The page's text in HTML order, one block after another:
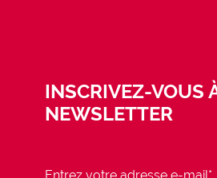
INSCRIVEZ-VOUS
NEWSLETTER